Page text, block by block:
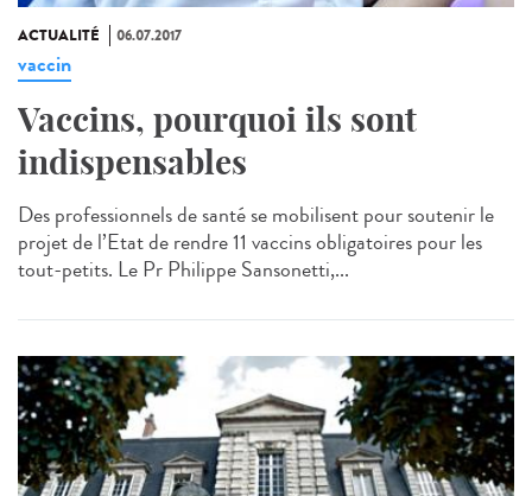
ACTUALITÉ 06.07.2017
vaccin
Vaccins, pourquoi ils sont
indispensables
Des professionnels de santé se mobilisent pour soutenir le
projet de l’Etat de rendre 11 vaccins obligatoires pour les
tout-petits. Le Pr Philippe Sansonetti,...